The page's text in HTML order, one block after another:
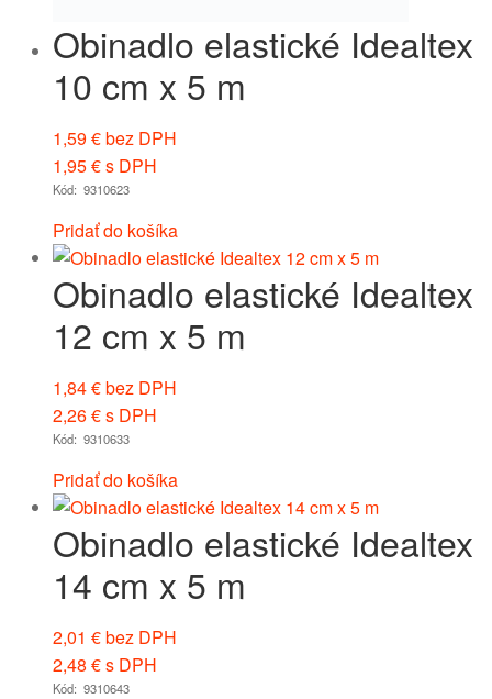
Obinadlo elastické Idealtex
10 cm x 5 m
1,59€bez DPH
1,95€s DPH
Kód: 9310623
Pridať do košíka
Obinadlo elastické Idealtex
12 cm x 5 m
1,84€bez DPH
2,26€s DPH
Kód: 9310633
Pridať do košíka
Obinadlo elastické Idealtex
14 cm x 5 m
2,01 €bez DPH
2,48 €s DPH
Kód: 9310643